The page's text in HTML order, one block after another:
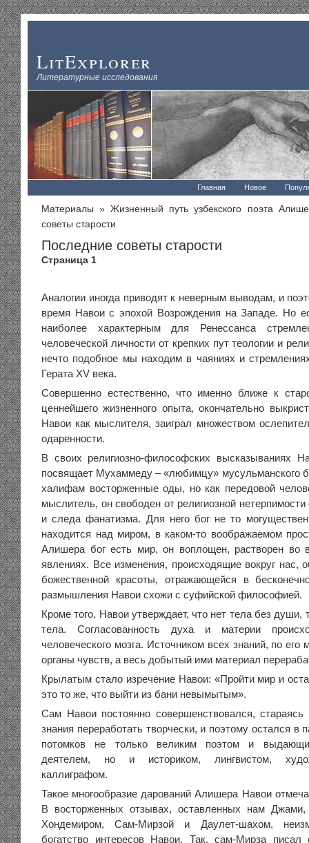
LitExplorer
Литературные исследования
Главная Новое
Материалы »Жизненный путь узбекского поэта
советы старости
Последние советы старости
Страница 1
Аналогии иногда приводят к неверным выводам, и
время Навои с эпохой Возрождения на Западе. Но
наиболее характерным для Ренессанса
человеческой личности от крепких пут теологии и
нечто подобное мы находим в чаяниях и
Герата XV века.
Совершенно естественно, что именно ближе к
ценнейшего жизненного опыта, окончательно
Навои как мыслителя, заиграл множеством
одаренности.
В своих религиозно-философских высказываниях
посвящает Мухаммеду – «любимцу» мусульманского
халифам восторженные оды, но как передовой
мыслитель, он свободен от религиозной
и следа фанатизма. Для него бог не то
находится над миром, в каком-то воображаемом
Алишера бог есть мир, он воплощен, растворен во
явлениях. Все изменения, происходящие вокруг нас,
божественной красоты, отражающейся в
размышления Навои схожи с суфийской философией.
Кроме того, Навои утверждает, что нет тела без души,
тела. Согласованность духа и материи
человеческого мозга. Источником всех знаний, по
органы чувств, а весь добытый ими материал
Крылатым стало изречение Навои: «Пройти мир и
это то же, что выйти из бани невымытым».
Сам Навои постоянно совершенствовался,
знания переработать творчески, и поэтому остался в
потомков не только великим поэтом и
деятелем, но и историком, лингвистом,
каллиграфом.
Такое многообразие дарований Алишера Навои
В восторженных отзывах, оставленных нам
Хондемиром, Сам-Мирзой и Даулет-шахом,
богатство интересов Навои. Так, сам-Мирза